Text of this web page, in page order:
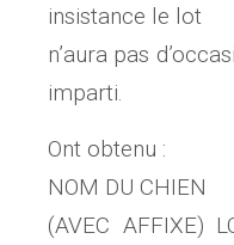
insistance le lot
n’aura pas
imparti.
Ont obtenu :
NOM DU CHIEN
(AVEC AFFIXE)